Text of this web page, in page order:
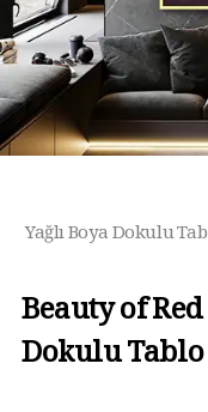
Yağlı Boya Dokulu
Beauty of
Dokulu Tablo